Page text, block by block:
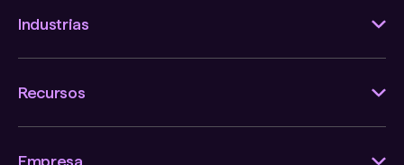
Industrias
Recursos
Empresa